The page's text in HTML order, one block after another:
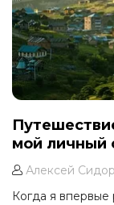
мой личный
Алексей
Когда я впервые